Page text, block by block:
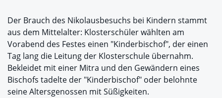
Der Brauch des Nikolausbesuchs bei Kindern stammt
aus dem Mittelalter: Klosterschüler wählten am
Vorabend des Festes einen "Kinderbischof", der einen
Tag lang die Leitung der Klosterschule übernahm.
Bekleidet mit einer Mitra und den Gewändern eines
Bischofs tadelte der "Kinderbischof" oder belohnte
seine Altersgenossen mit Süßigkeiten.